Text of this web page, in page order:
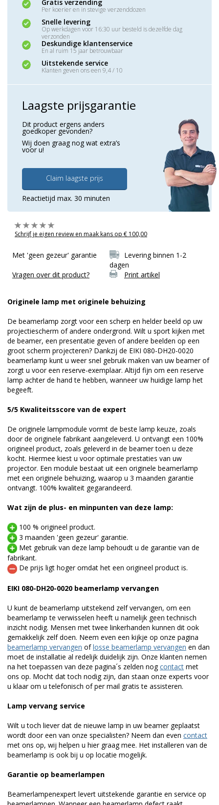
Gratis verzending
Per koerier en in stevige verzenddozen
Snelle levering
Op werkdagen voor 16:30 uur besteld is dezelfde dag
verzonden
Deskundige klantenservice
En al ruim 15 jaar betrouwbaar
Uitstekende service
Klanten geven ons een 9,4 / 10
Laagste prijsgarantie
Dit product ergens anders
goedkoper gevonden?
Wij doen graag nog wat extra’s
voor u!
Claim laagste prijs
Reactietijd max. 30 minuten
Schrijf je eigen review en maak kans op € 100,00
Met 'geen gezeur' garantie
Levering binnen 1-2
dagen
Vragen over dit product?
Print artikel
Originele lamp met originele behuizing
De beamerlamp zorgt voor een scherp en helder beeld op uw
projectiescherm of andere ondergrond. Wilt u sport kijken met
de beamer, een presentatie geven of andere beelden op een
groot scherm projecteren? Dankzij de EIKI 080-DH20-0020
beamerlamp kunt u weer snel gebruik maken van uw beamer of
zorgt u voor een reserve-exemplaar. Altijd fijn om een reserve
lamp achter de hand te hebben, wanneer uw huidige lamp het
begeeft.
5/5 Kwaliteitsscore van de expert
De originele lampmodule vormt de beste lamp keuze, zoals
door de originele fabrikant aangeleverd. U ontvangt een 100%
origineel product, zoals geleverd in de beamer toen u deze
kocht. Hiermee kiest u voor optimale prestaties van uw
projector. Een module bestaat uit een originele beamerlamp
met een originele behuizing, waarop u 3 maanden garantie
ontvangt. 100% kwaliteit gegarandeerd.
Wat zijn de plus- en minpunten van deze lamp:
100 % origineel product.
3 maanden 'geen gezeur' garantie.
Met gebruik van deze lamp behoudt u de garantie van de
fabrikant.
De prijs ligt hoger omdat het een origineel product is.
EIKI 080-DH20-0020 beamerlamp vervangen
U kunt de beamerlamp uitstekend zelf vervangen, om een
beamerlamp te verwisselen heeft u namelijk geen technisch
inzicht nodig. Mensen met twee linkerhanden kunnen dit ook
gemakkelijk zelf doen. Neem even een kijkje op onze pagina
beamerlamp vervangen oflosse beamerlamp vervangen en dan
moet de installatie al redelijk duidelijk zijn. Onze klanten nemen
na het toepassen van deze pagina´s zelden nogcontact met
ons op. Mocht dat toch nodig zijn, dan staan onze experts voor
u klaar om u telefonisch of per mail gratis te assisteren.
Lamp vervang service
Wilt u toch liever dat de nieuwe lamp in uw beamer geplaatst
wordt door een van onze specialisten? Neem dan even contact
met ons op, wij helpen u hier graag mee. Het installeren van de
beamerlamp is ook bij u op locatie mogelijk.
Garantie op beamerlampen
Beamerlampenexpert levert uitstekende garantie en service op